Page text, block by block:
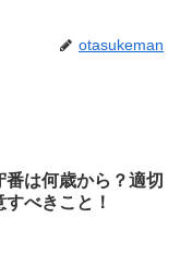
otasukeman
番は何歳から？適切
べきこと！